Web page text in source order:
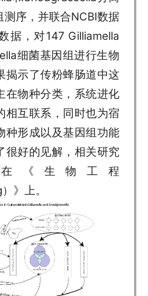
序，并联合NCBI数据
据，对147 Gilliamella
细菌基因组进行生物
揭示了传粉蜂肠道中这
在物种分类，系统进化
相互联系，同时也为宿
种形成以及基因组功能
很好的见解，相关研究
《生物工程
》上。